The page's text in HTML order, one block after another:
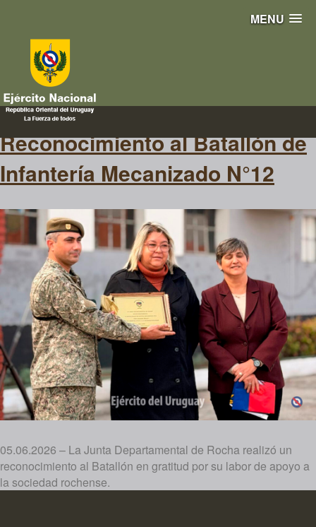
MENU
rochense
Reconocimiento al Batallón de
Infantería Mecanizado N°12
05.06.2026 – La Junta Departamental de Rocha realizó un
reconocimiento al Batallón en gratitud por su labor de apoyo a
la sociedad rochense.